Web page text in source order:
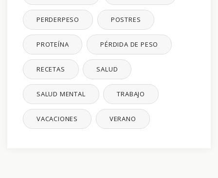
PERDERPESO POSTRES
PROTEÍNA PÉRDIDA DE PESO
RECETAS SALUD
SALUD MENTAL TRABAJO
VACACIONES VERANO